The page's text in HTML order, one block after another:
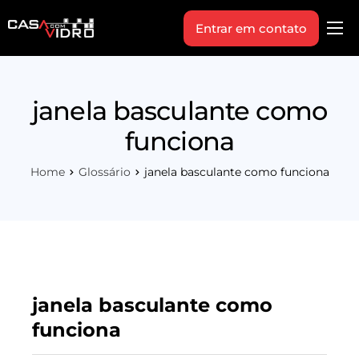
Produtos
Indique+
Entrar em contato
janela basculante como
funciona
Home Glossário janela basculante como funciona
janela basculante como
funciona